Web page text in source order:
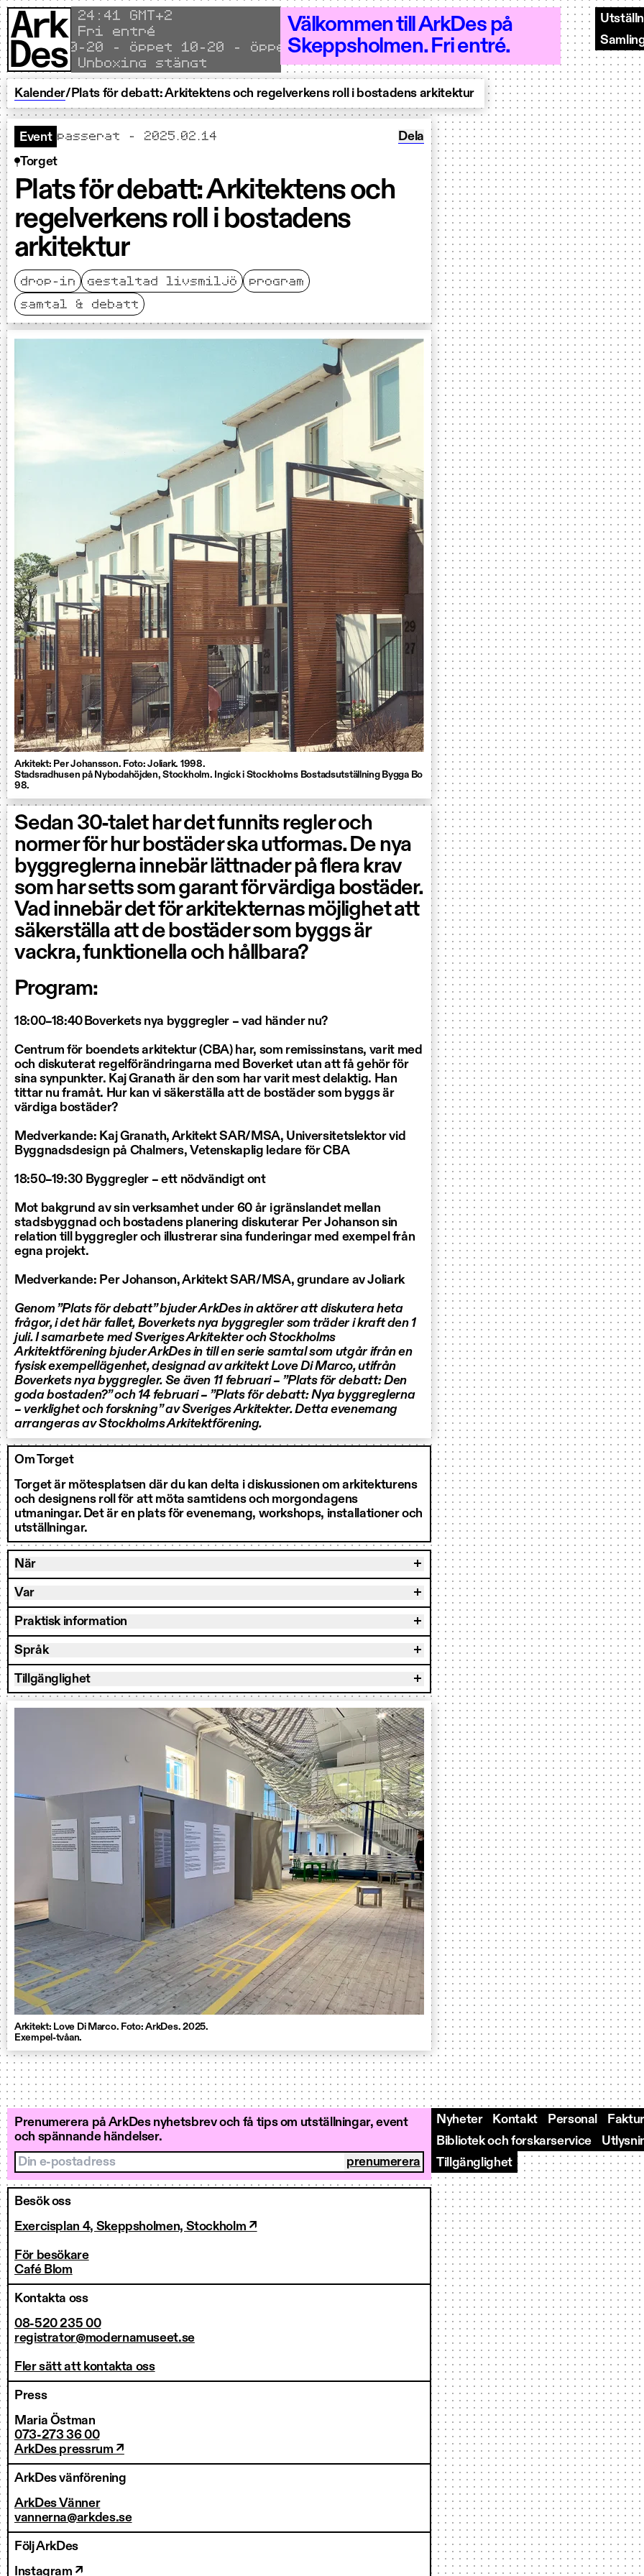
Hoppa till innehållet
Local time
24
41 GMT+2
Fri entré
10–20 - Öppet 10–20 - Öppet 10–20 - Öppet 10–20
Unboxing stängt
Välkommen till ArkDes på
Skeppsholmen. Fri entré.
Kalender/ Plats för debatt: Arkitektens och regelverkens roll i bostadens arkitektur
Event passerat - 2025.02.14 Dela Plats för debatt: Arkitektens och
Dela
Torget
Plats för debatt: Arkitektens och
regelverkens roll i bostadens
arkitektur
drop-in gestaltad livsmiljö
program
samtal & debatt
Arkitekt: Per Johansson. Foto: Joliark. 1998.
Stadsradhusen på Nybodahöjden, Stockholm. Ingick i Stockholms Bostadsutställning Bygga Bo
98.
Sedan 30-talet har det funnits regler och
normer för hur bostäder ska utformas. De nya
byggreglerna innebär lättnader på flera krav
som har setts som garant för värdiga bostäder.
Vad innebär det för arkitekternas möjlighet att
säkerställa att de bostäder som byggs är
vackra, funktionella och hållbara?
Program:
18:00–18:40 Boverkets nya byggregler – vad händer nu?
Centrum för boendets arkitektur (CBA) har, som remissinstans, varit med
och diskuterat regelförändringarna med Boverket utan att få gehör för
sina synpunkter. Kaj Granath är den som har varit mest delaktig. Han
tittar nu framåt. Hur kan vi säkerställa att de bostäder som byggs är
värdiga bostäder?
Medverkande: Kaj Granath, Arkitekt SAR/MSA, Universitetslektor vid
Byggnadsdesign på Chalmers, Vetenskaplig ledare för CBA
18:50–19:30 Byggregler – ett nödvändigt ont
Mot bakgrund av sin verksamhet under 60 år i gränslandet mellan
stadsbyggnad och bostadens planering diskuterar Per Johanson sin
relation till byggregler och illustrerar sina funderingar med exempel från
egna projekt.
Medverkande: Per Johanson, Arkitekt SAR/MSA, grundare av Joliark
Genom ”Plats för debatt” bjuder ArkDes in aktörer att diskutera heta
frågor, i det här fallet, Boverkets nya byggregler som träder i kraft den 1
juli. I samarbete med Sveriges Arkitekter och Stockholms
Arkitektförening bjuder ArkDes in till en serie samtal som utgår ifrån en
fysisk exempellägenhet, designad av arkitekt Love Di Marco, utifrån
Boverkets nya byggregler. Se även 11 februari – ”Plats för debatt: Den
goda bostaden?” och 14 februari – ”Plats för debatt: Nya byggreglerna
– verklighet och forskning” av Sveriges Arkitekter. Detta evenemang
arrangeras av Stockholms Arkitektförening.
Om Torget
Torget är mötesplatsen där du kan delta i diskussionen om arkitekturens
och designens roll för att möta samtidens och morgondagens
utmaningar. Det är en plats för evenemang, workshops, installationer och
utställningar.
När
Var
Praktisk information
Språk
Tillgänglighet
Arkitekt: Love Di Marco. Foto: ArkDes. 2025.
Exempel-tvåan.
Prenumerera på ArkDes nyhetsbrev och få tips om utställningar, event
och spännande händelser.
Din e-postadress
Besök oss
Exercisplan 4, Skeppsholmen, Stockholm ↗
För besökare
Café Blom
Kontakta oss
08-520 235 00
registrator@modernamuseet.se
Fler sätt att kontakta oss
Press
Maria Östman
073-273 36 00
ArkDes pressrum ↗
ArkDes vänförening
ArkDes Vänner
vannerna@arkdes.se
Följ ArkDes
Instagram ↗
Nyheter Kontakt Personal
Bibliotek och forskarservice
Tillgänglighet